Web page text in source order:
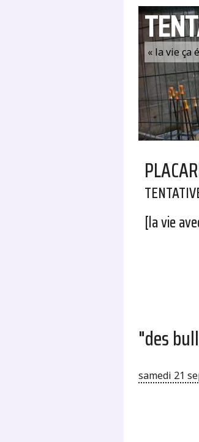
« la vie ça
[la vie
"des
samedi 21